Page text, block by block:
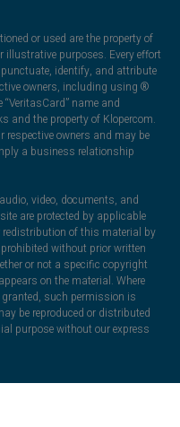
or used are the property of
illustrative purposes. Every effort
identify, and attribute
owners, including using ®
name and
and the property of Klopercom.
respective owners and may be
a business relationship
video, documents, and
are protected by applicable
of this material by
without prior written
or not a specific copyright
on the material. Where
such permission is
be reproduced or distributed
purpose without our express